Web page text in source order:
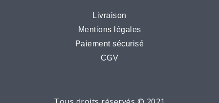
Livraison
Mentions légales
Paiement sécurisé
CGV